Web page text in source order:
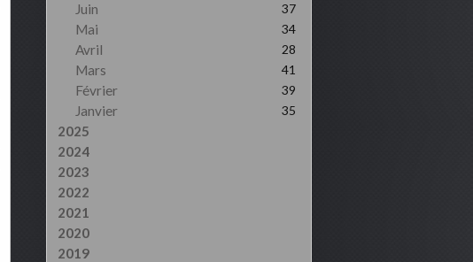
Juin 37
Mai 34
Avril 28
Mars 41
Février 39
Janvier 35
2025
2024
2023
2022
2021
2020
2019